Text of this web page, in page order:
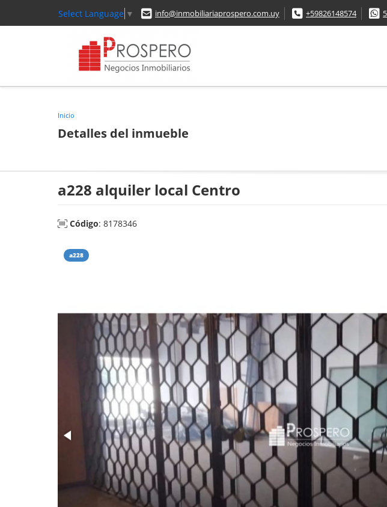
Select Language ▼ info@inmobiliariaprospero.com.uy +59826148574
Inicio
Detalles del inmueble
a228 alquiler local Centro
Código: 8178346
a228